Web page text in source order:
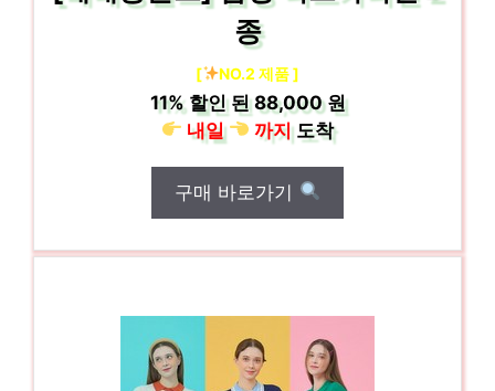
종
[ NO.2 제품 ]
11%할인 된88,000 원
내일
까지도착
구매 바로가기